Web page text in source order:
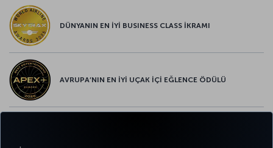
DÜNYANIN EN İYİ BUSINESS CLASS İKRAMI
AVRUPA’NIN EN İYİ UÇAK İÇİ EĞLENCE ÖDÜLÜ